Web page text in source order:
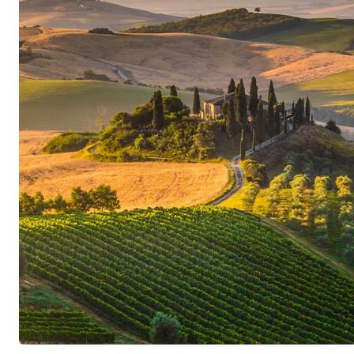
bouche. Afin de refléter cette origine de la
Stefano Frascolla travaille délibérément dans le
une part importante de travail manuel dans le
et une vinification avec un minimum
grande profondeur, d’une grande clarté et
reflètent aussi bien leur origine que leur classe